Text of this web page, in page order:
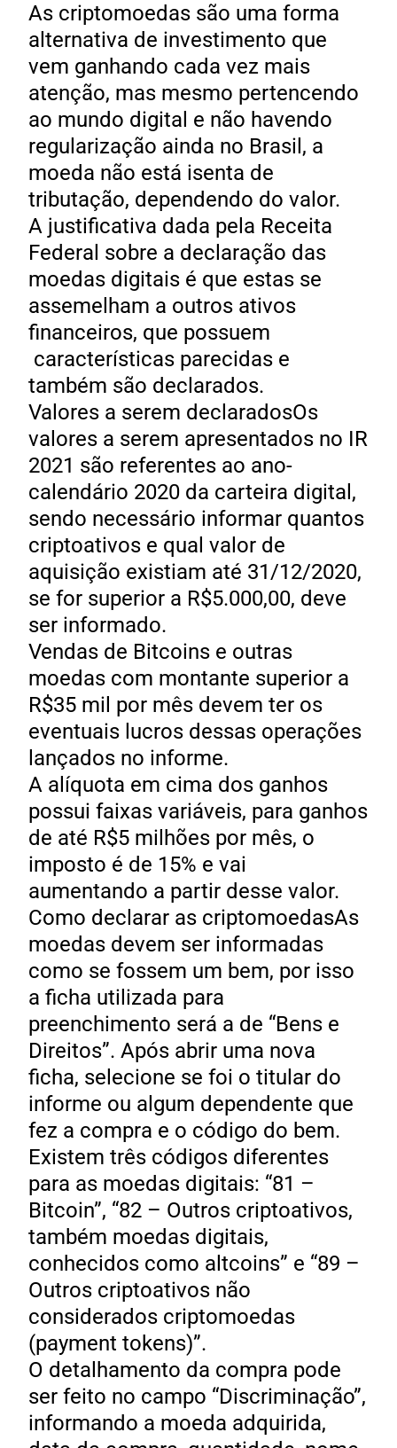
As criptomoedas são uma forma
alternativa de investimento que
vem ganhando cada vez mais
atenção, mas mesmo pertencendo
ao mundo digital e não havendo
regularização ainda no Brasil, a
moeda não está isenta de
tributação, dependendo do valor.
A justificativa dada pela Receita
Federal sobre a declaração das
moedas digitais é que estas se
assemelham a outros ativos
financeiros, que possuem
características parecidas e
também são declarados.
Valores a serem declaradosOs
valores a serem apresentados no IR
2021 são referentes ao ano-
calendário 2020 da carteira digital,
sendo necessário informar quantos
criptoativos e qual valor de
aquisição existiam até 31/12/2020,
se for superior a R$5.000,00, deve
ser informado.
Vendas de Bitcoins e outras
moedas com montante superior a
R$35 mil por mês devem ter os
eventuais lucros dessas operações
lançados no informe.
A alíquota em cima dos ganhos
possui faixas variáveis, para ganhos
de até R$5 milhões por mês, o
imposto é de 15% e vai
aumentando a partir desse valor.
Como declarar as criptomoedasAs
moedas devem ser informadas
como se fossem um bem, por isso
a ficha utilizada para
preenchimento será a de “Bens e
Direitos”. Após abrir uma nova
ficha, selecione se foi o titular do
informe ou algum dependente que
fez a compra e o código do bem.
Existem três códigos diferentes
para as moedas digitais: “81 –
Bitcoin”, “82 – Outros criptoativos,
também moedas digitais,
conhecidos como altcoins” e “89 –
Outros criptoativos não
considerados criptomoedas
(payment tokens)”.
O detalhamento da compra pode
ser feito no campo “Discriminação”,
informando a moeda adquirida,